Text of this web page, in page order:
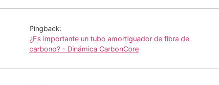
Pingback:
¿Es importante un tubo amortiguador de fibra de
carbono? - Dinámica CarbonCore